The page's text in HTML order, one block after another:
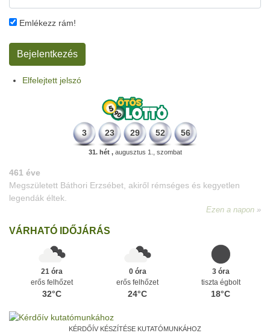
Emlékezz rám!
Elfelejtett jelszó
3 23 29 52 56
31. hét ,augusztus 1., szombat
VÁRHATÓ IDŐJÁRÁS
21 óra
erős felhőzet
32°C
0 óra
erős felhőzet
24°C
3 óra
tiszta égbolt
18°C
KÉRDŐÍV KÉSZÍTÉSE KUTATÓMUNKÁHOZ